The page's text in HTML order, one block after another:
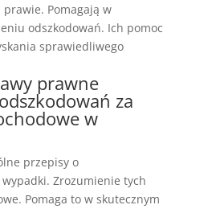
Pomagają w
odszkodowań. Ich pomoc
sprawiedliwego
prawne
za
w
przepisy o
Zrozumienie tych
Pomaga to w skutecznym